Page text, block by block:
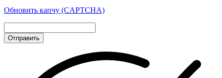
Обновить капчу (CAPTCHA)
Отправить